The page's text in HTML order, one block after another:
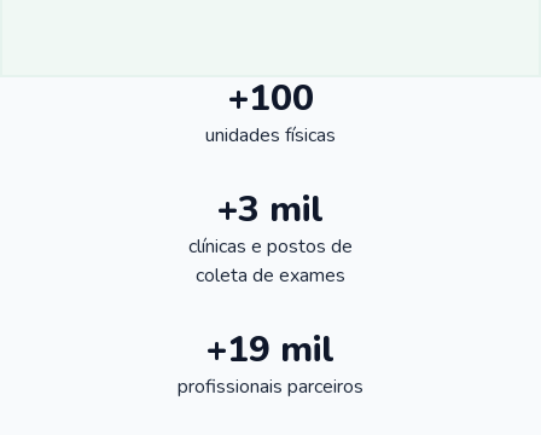
+100
unidades físicas
+3 mil
clínicas e postos de
coleta de exames
+19 mil
profissionais parceiros